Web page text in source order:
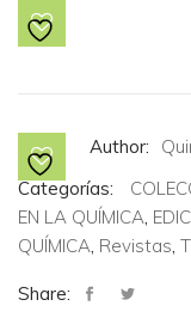
Author:
Categorías:
EN LA QUÍMICA,
QUÍMICA, Revistas,
Share: